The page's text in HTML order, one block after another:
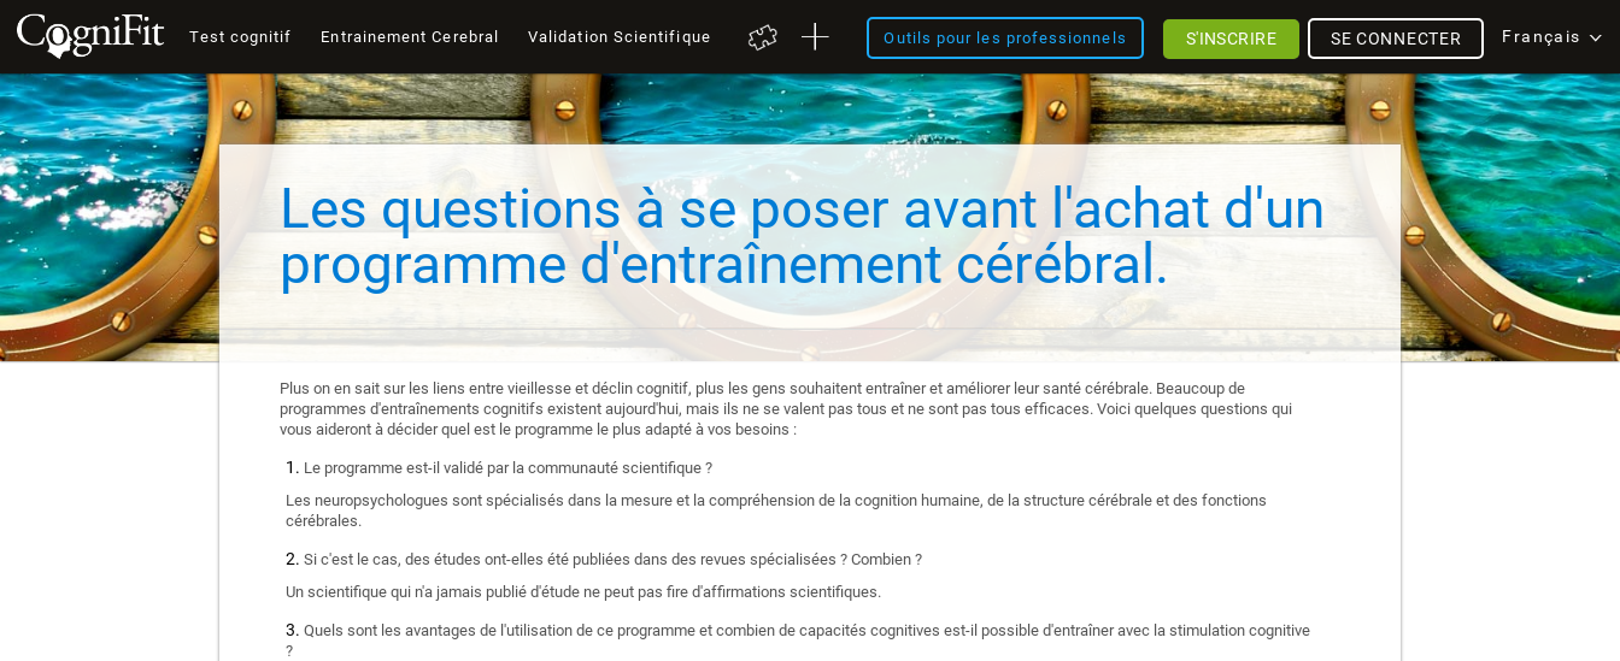
Test cognitif Entrainement Cerebral Validation Scientifique Outils pour les professionnels Français
SE CONNECTER
S'INSCRIRE
Les questions à se poser avant l'achat d'un
programme d'entraînement cérébral.
Plus on en sait sur les liens entre vieillesse et déclin cognitif, plus les gens souhaitent entraîner et améliorer leur santé cérébrale. Beaucoup de
programmes d'entraînements cognitifs existent aujourd'hui, mais ils ne se valent pas tous et ne sont pas tous efficaces. Voici quelques questions qui
vous aideront à décider quel est le programme le plus adapté à vos besoins :
Le programme est-il validé par la communauté scientifique ?
Les neuropsychologues sont spécialisés dans la mesure et la compréhension de la cognition humaine, de la structure cérébrale et des fonctions
cérébrales.
Si c'est le cas, des études ont-elles été publiées dans des revues spécialisées ? Combien ?
Un scientifique qui n'a jamais publié d'étude ne peut pas fire d'affirmations scientifiques.
Quels sont les avantages de l'utilisation de ce programme et combien de capacités cognitives est-il possible d'entraîner avec la stimulation cognitive
?